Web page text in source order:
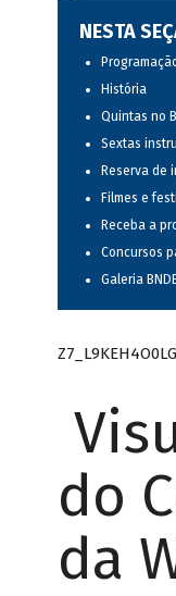
NESTA
História
Quintas no
Sextas
Reserva de
Filmes e
Receba a
Concursos
Galeria
do
da